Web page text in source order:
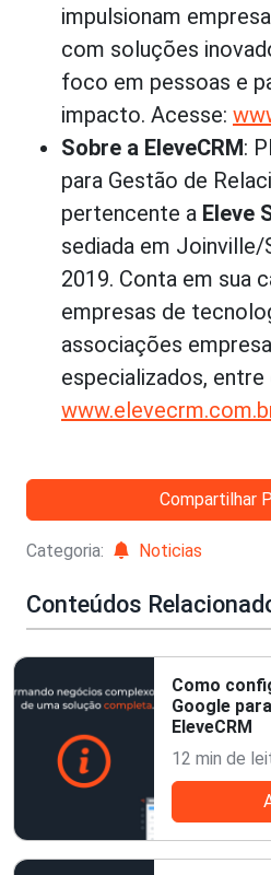
impulsionam
com soluções
foco em pessoas e
impacto. Acesse:
Sobre a EleveCRM:
para Gestão de
pertencente a Eleve
sediada em Joinville/
2019. Conta em sua
empresas de
associações
especializados,
Compartilhar
Categoria: Noticias
Conteúdos
Como
Google
EleveCRM
12 min de